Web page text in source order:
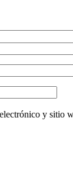
y sitio